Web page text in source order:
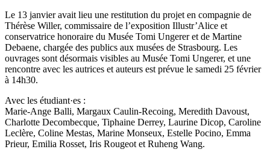
Le 13 janvier avait lieu une restitution du projet en compagnie de
Thérèse Willer, commissaire de l’exposition Illustr’Alice et
conservatrice honoraire du Musée Tomi Ungerer et de Martine
Debaene, chargée des publics aux musées de Strasbourg. Les
ouvrages sont désormais visibles au Musée Tomi Ungerer, et une
rencontre avec les autrices et auteurs est prévue le samedi 25 février
à 14h30.
Avec les étudiant·es :
Marie-Ange Balli, Margaux Caulin-Recoing, Meredith Davoust,
Charlotte Decombecque, Tiphaine Derrey, Laurine Dicop, Caroline
Leclère, Coline Mestas, Marine Monseux, Estelle Pocino, Emma
Prieur, Emilia Rosset, Iris Rougeot et Ruheng Wang.